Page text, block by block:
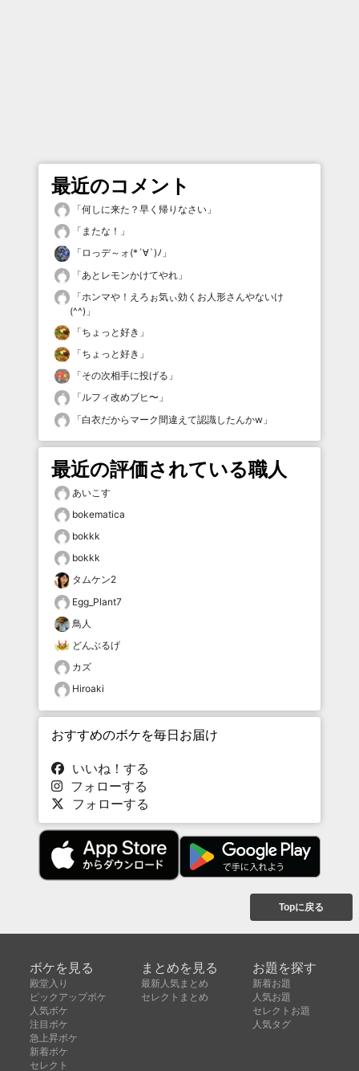
最近のコメント
「何しに来た？早く帰りなさい 」
「 またな！ 」
「 ロっデ～ォ(*´∀`)ﾉ 」
「あとレモンかけてやれ 」
「ホンマや！えろぉ気ぃ効くお人形さんやないけ
(^^) 」
「ちょっと好き 」
「ちょっと好き 」
「その次相手に投げる 」
「ルフィ改めブヒ〜 」
「白衣だからマーク間違えて認識したんかw 」
最近の評価されている職人
あいこす
bokematica
bokkk
bokkk
タムケン2
Egg_Plant7
鳥人
どんぶるげ
カズ
Hiroaki
おすすめのボケを毎日お届け
いいね！する
フォローする
フォローする
Topに戻る
ボケを見る
殿堂入り
ピックアップボケ
人気ボケ
注目ボケ
急上昇ボケ
新着ボケ
セレクト
まとめを見る
最新人気まとめ
セレクトまとめ
お題を探す
新着お題
人気お題
セレクトお題
人気タグ